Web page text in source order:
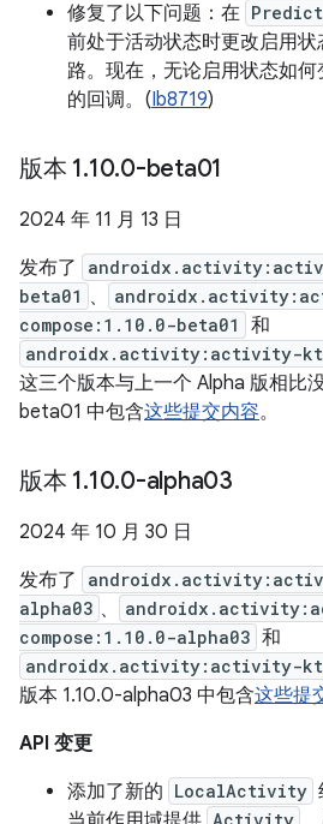
修复了以下问题：在
前处于活动状态时更改启用
路。现在，无论启用状态如
的回调。(Ib8719)
版本 1.10.0-beta01
2024 年 11 月 13 日
发布了
beta01 、
compose:1.10.0-beta01
和
androidx.activity:activity-
这三个版本与上一个 Alpha 版相比
beta01 中包含这些提交内容。
版本 1.10.0-alpha03
2024 年 10 月 30 日
发布了
alpha03 、
compose:1.10.0-alpha03 和
androidx.activity:activity-
版本 1.10.0-alpha03 中包含这些提
API 变更
添加了新的 LocalActivity